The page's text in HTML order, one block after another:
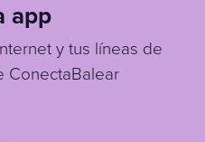
app
y tus líneas de
ConectaBalear